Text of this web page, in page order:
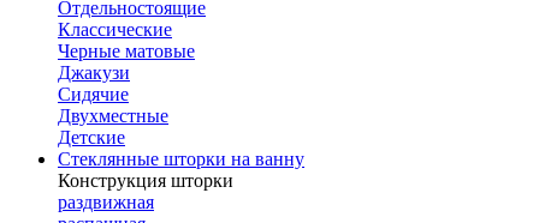
Отдельностоящие
Классические
Черные матовые
Джакузи
Сидячие
Двухместные
Детские
Стеклянные шторки на ванну
Конструкция шторки
раздвижная